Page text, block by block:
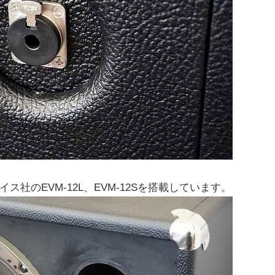
社のEVM-12L、EVM-12Sを搭載しています。